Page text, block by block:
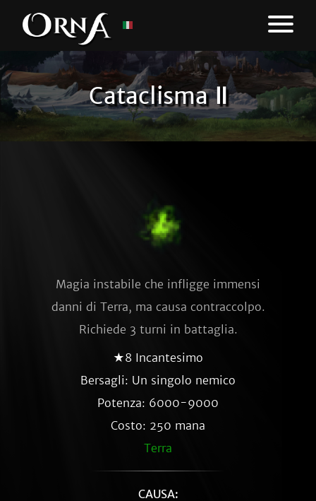
Cataclisma Ⅱ
Magia instabile che infligge immensi
danni di Terra, ma causa contraccolpo.
Richiede 3 turni in battaglia.
★8 Incantesimo
Bersagli: Un singolo nemico
Potenza: 6000-9000
Costo: 250 mana
Terra
CAUSA: